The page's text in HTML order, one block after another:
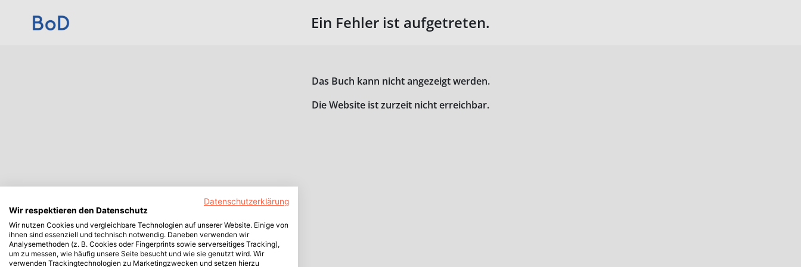
Ein Fehler ist aufgetreten.
Das Buch kann nicht angezeigt werden.
Die Website ist zurzeit nicht erreichbar.
Datenschutzerklärung
Wir respektieren den Datenschutz
Wir nutzen Cookies und vergleichbare Technologien auf unserer Website. Einige von
ihnen sind essenziell und technisch notwendig. Daneben verwenden wir
Analysemethoden (z. B. Cookies oder Fingerprints sowie serverseitiges Tracking),
um zu messen, wie häufig unsere Seite besucht und wie sie genutzt wird. Wir
verwenden Trackingtechnologien zu Marketingzwecken und setzen hierzu